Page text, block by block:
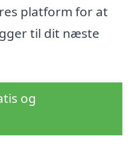
platform for at
til dit næste
og